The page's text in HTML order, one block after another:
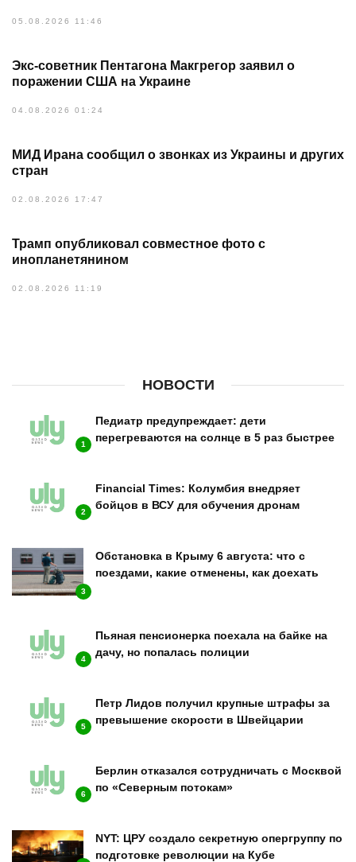
05.08.2026 11:46
Экс-советник Пентагона Макгрегор заявил о
поражении США на Украине
04.08.2026 01:24
МИД Ирана сообщил о звонках из Украины и других
стран
02.08.2026 17:47
Трамп опубликовал совместное фото с
инопланетянином
02.08.2026 11:19
НОВОСТИ
1
Педиатр предупреждает: дети
перегреваются на солнце в 5 раз быстрее
2
Financial Times: Колумбия внедряет
бойцов в ВСУ для обучения дронам
3
Обстановка в Крыму 6 августа: что с
поездами, какие отменены, как доехать
4
Пьяная пенсионерка поехала на байке на
дачу, но попалась полиции
5
Петр Лидов получил крупные штрафы за
превышение скорости в Швейцарии
6
Берлин отказался сотрудничать с Москвой
по «Северным потокам»
NYT: ЦРУ создало секретную опергруппу по
подготовке революции на Кубе